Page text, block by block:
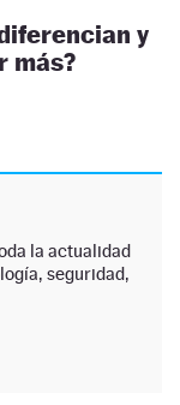
y
más?
la actualidad
seguridad,